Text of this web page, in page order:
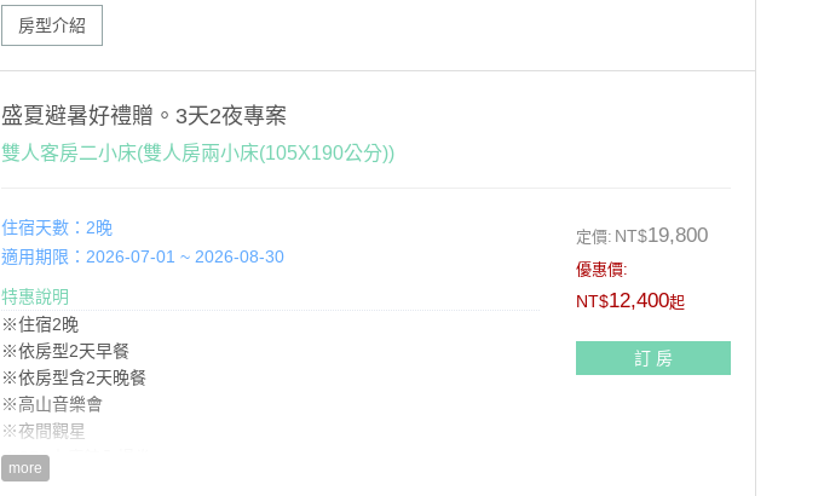
※好禮贈二：當季水果
房型介紹
盛夏避暑好禮贈。3天2夜專案
雙人客房二小床(雙人房兩小床(105X190公分))
住宿天數：2晚
適用期限：2026-07-01 ~ 2026-08-30
特惠說明
※住宿2晚
※依房型2天早餐
※依房型含2天晚餐
※高山音樂會
※夜間觀星
※SPA水療館入場券
※好禮贈一：1天午餐(如有加人，用餐享9折+10%)
more
定價: NT$19,800
優惠價:
NT$12,400起
訂 房